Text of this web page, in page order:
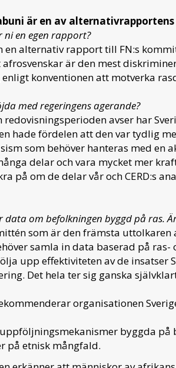
är en av
en egen rapport?
en alternativ rapport till FN:s
afrosvenskar är den mest
konventionen att motverka
med regeringens agerande?
redovisningsperioden avser har
hade fördelen att den var tydlig
som behöver hanteras med en
delar och vara mycket mer
på om de delar vår och CERD:s
data om befolkningen byggd på ras.
som är den främsta
samla in data baserad på
upp effektiviteten av de insatser
Det hela ter sig ganska
organisationen
byggda
på etnisk mångfald.